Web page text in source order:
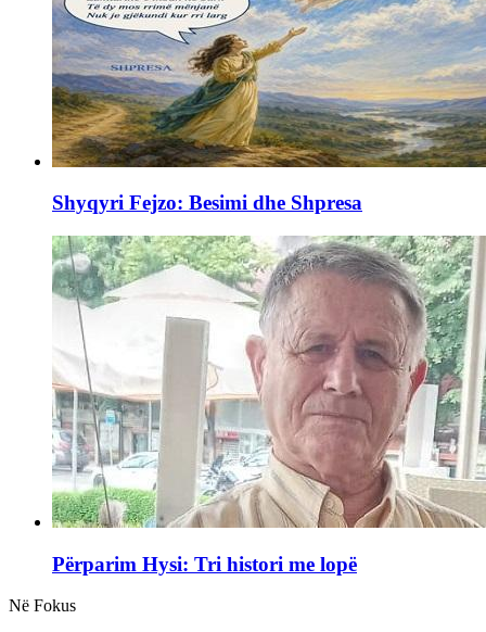
Shyqyri Fejzo: Besimi dhe Shpresa
Përparim Hysi: Tri histori me lopë
Në Fokus